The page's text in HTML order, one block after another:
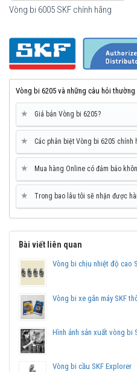
Vòng bi SKF 6205-2Z có sẵn mỡ
nắp chắn mỡ bằng sắt (2Z)
Vòng bi 6005 SKF chính hãng
Vòng bi 6205 và những câu hỏi thường
★ Giá bán Vòng bi 6205?
★ Các phân biệt Vòng bi 6205 chính
★ Mua hàng Online có đảm bảo
★ Trong bao lâu tôi sẽ nhận được
Bài viết liên quan
Vòng bi chịu nhiệt độ cao
Vòng bi xe gắn máy SKF
Hình ảnh sản xuất vòng bi
Vòng bi cầu SKF Explorer